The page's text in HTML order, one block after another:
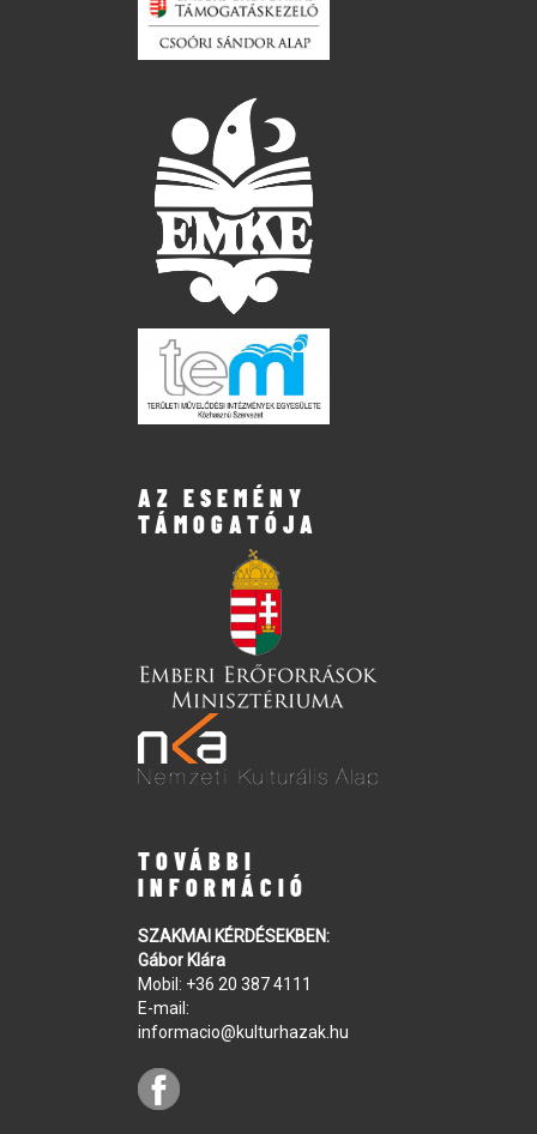
AZ ESEMÉNY
TÁMOGATÓJA
TOVÁBBI
INFORMÁCIÓ
SZAKMAI KÉRDÉSEKBEN:
Gábor Klára
Mobil: +36 20 387 4111
E-mail:
informacio@kulturhazak.hu